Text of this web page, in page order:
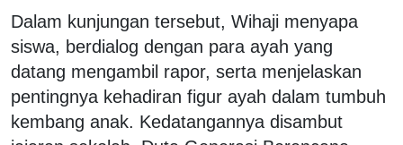
Dalam kunjungan tersebut, Wihaji menyapa
siswa, berdialog dengan para ayah yang
datang mengambil rapor, serta menjelaskan
pentingnya kehadiran figur ayah dalam tumbuh
kembang anak. Kedatangannya disambut